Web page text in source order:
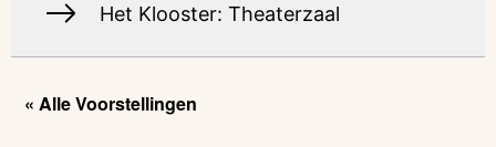
« Alle Voorstellingen
Het Klooster: Theaterzaal